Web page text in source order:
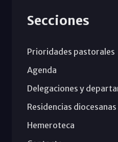
Secciones
Prioridades pastorales
Agenda
Delegaciones y
Residencias diocesanas
Hemeroteca